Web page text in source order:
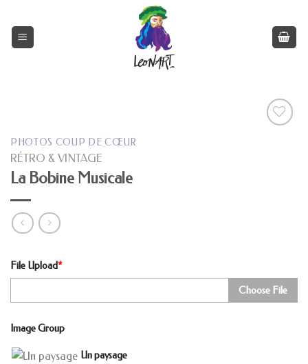
content
PHOTOS COUP DE CŒUR
RÉTRO & VINTAGE
La Bobine Musicale
File Upload*
Choose File
Image Group
Un paysage